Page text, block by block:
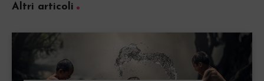
Altri articoli